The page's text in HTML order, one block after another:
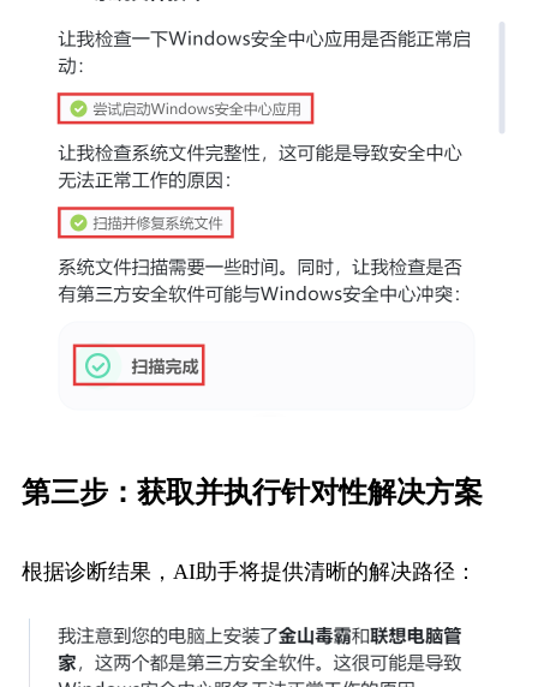
第三步：获取并执行针对性解决方案
根据诊断结果，AI助手将提供清晰的解决路径：